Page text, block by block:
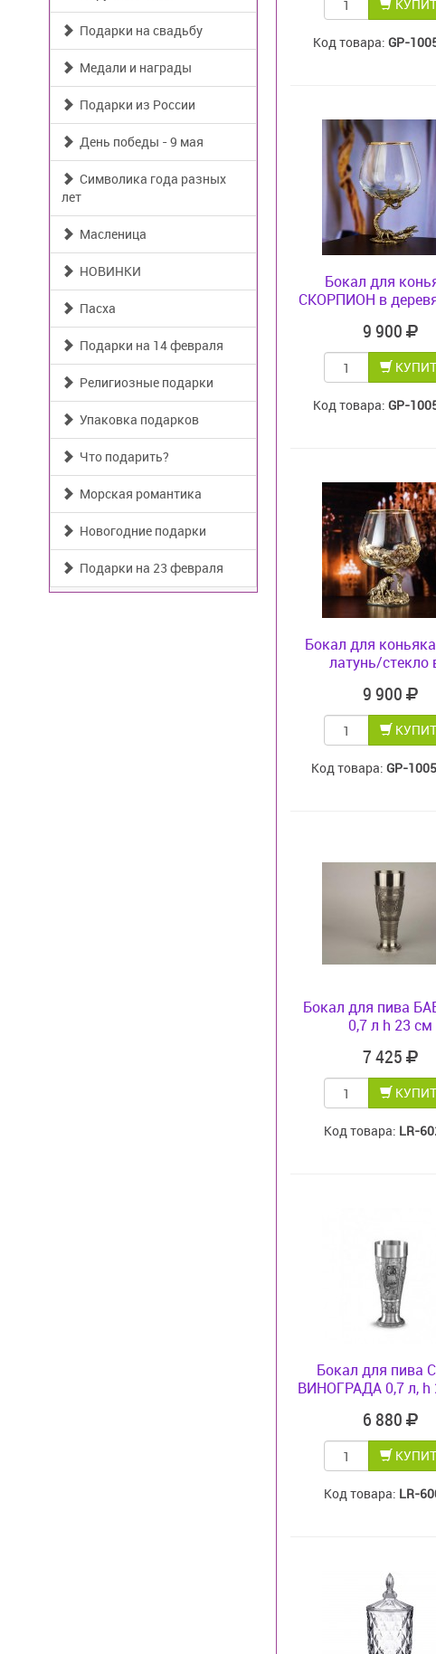
Подарки на свадьбу
Медали и награды
Подарки из России
День победы - 9 мая
Символика года разных
лет
Масленица
НОВИНКИ
Пасха
Подарки на 14 февраля
Религиозные подарки
Упаковка подарков
Что подарить?
Морская романтика
Новогодние подарки
Подарки на 23 февраля
Код товара: GP-
Бокал для
СКОРПИОН в
9 900
Код товара: GP-
Бокал для
латунь/стекло
9 900
Код товара:GP-
Бокал для пива
0,7 л h 23 см
7 425
Код товара: LR-
Бокал для пива
ВИНОГРАДА 0,7 л, h
6 880
Код товара: LR-